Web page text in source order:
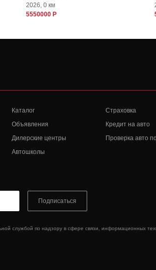
2026, 0 км
5550000 Р
Каталог
Объявления
Дилерские центры
Автошколы
Страховка
Кредит на авто
Проверка авто
по надзору в сфере связи, информационных
Подписаться